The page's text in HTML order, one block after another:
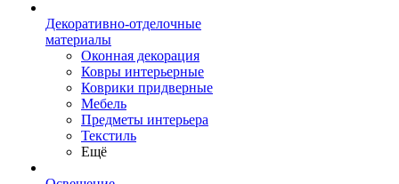
Декоративно-отделочные
материалы
Оконная декорация
Ковры интерьерные
Коврики придверные
Мебель
Предметы интерьера
Текстиль
Ещё